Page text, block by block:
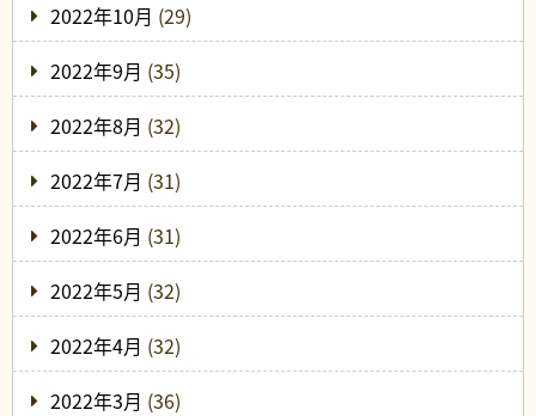
2022年10月 (29)
2022年9月 (35)
2022年8月 (32)
2022年7月 (31)
2022年6月 (31)
2022年5月 (32)
2022年4月 (32)
2022年3月 (36)